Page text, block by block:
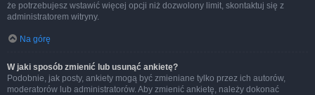
że potrzebujesz wstawić więcej opcji niż dozwolony limit, skontaktuj się z
administratorem witryny.
Na górę
W jaki sposób zmienić lub usunąć ankietę?
Podobnie, jak posty, ankiety mogą być zmieniane tylko przez ich autorów,
moderatorów lub administratorów. Aby zmienić ankietę, należy dokonać